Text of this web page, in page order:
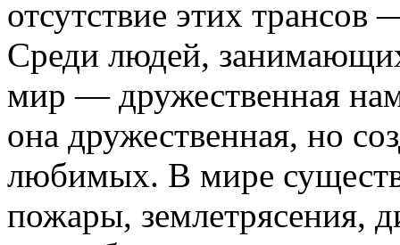
отсутствие этих трансов
Среди людей,
мир — дружественная
она дружественная, но
любимых. В мире
пожары, землетрясения,